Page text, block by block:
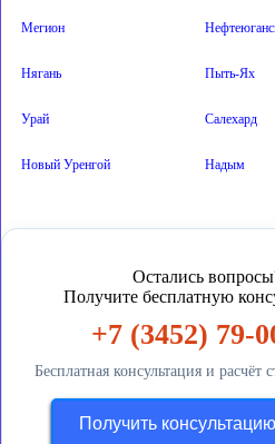
размер 47х18
оформить скидки
печати по
Мегион
Нягань Пыть-Ях
Урай Салехард
Новый Уренгой Надым
Остались
Получите бесплатную
+7 (3452) 79-
Бесплатная консультация и расчёт
Получить